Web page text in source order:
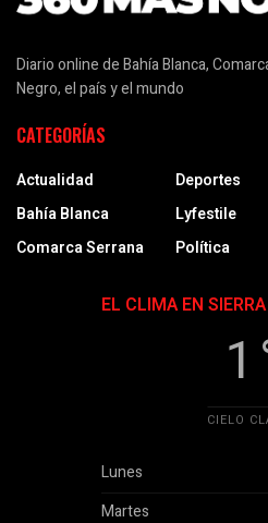
Diario online de Bahía Blanca,
Negro, el país y el mundo
CATEGORÍAS
Actualidad
Bahía Blanca
Comarca Serrana
Deportes
Lyfestile
Política
EL CLIMA EN
1
CIELO
Lunes
Martes